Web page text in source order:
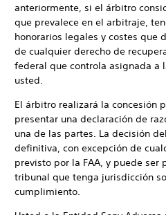
anteriormente, si el árbitro
que prevalece en el arbitraje,
honorarios legales y costes que
de cualquier derecho de
federal que controla asignada a
usted.
El árbitro realizará la concesión
presentar una declaración de
una de las partes. La decisión
definitiva, con excepción de
previsto por la FAA, y puede ser
tribunal que tenga jurisdicción
cumplimiento.